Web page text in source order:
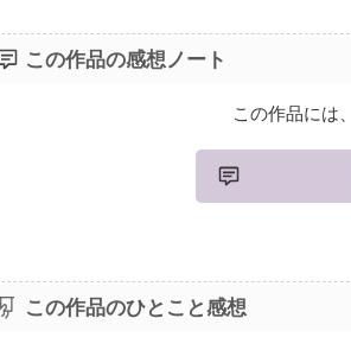
この作品の感想ノート
この作品には
この作品のひとこと感想